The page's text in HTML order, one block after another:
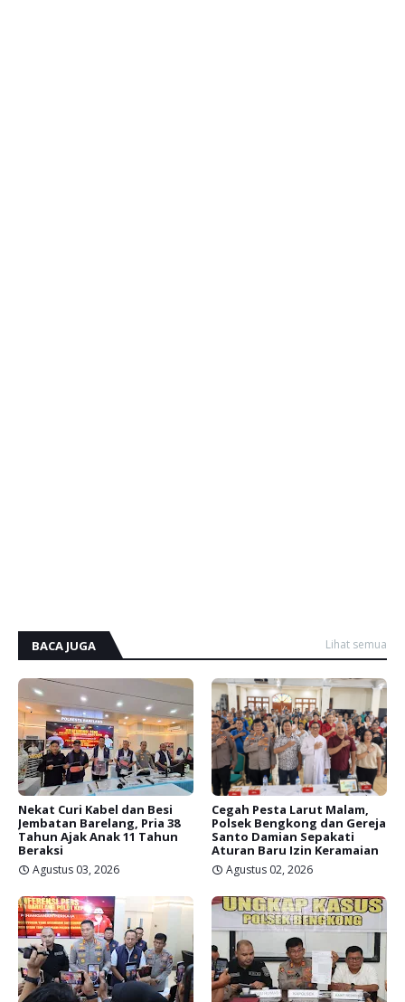
BACA JUGA Lihat semua
Nekat Curi Kabel dan Besi
Jembatan Barelang, Pria 38
Tahun Ajak Anak 11 Tahun
Beraksi
Agustus 03, 2026
Cegah Pesta Larut Malam,
Polsek Bengkong dan Gereja
Santo Damian Sepakati
Aturan Baru Izin Keramaian
Agustus 02, 2026